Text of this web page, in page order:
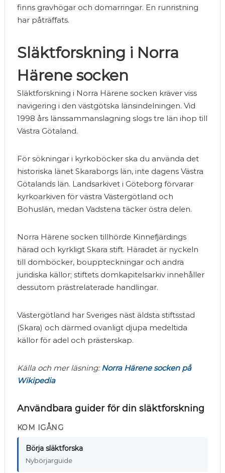
finns gravhögar och domarringar. En runristning
har påträffats.
Släktforskning i Norra
Härene socken
Släktforskning i Norra Härene socken kräver viss
navigering i den västgötska länsindelningen. Vid
1998 års länssammanslagning slogs tre län ihop till
Västra Götaland.
För sökningar i kyrkoböcker ska du använda det
historiska länet Skaraborgs län, inte dagens Västra
Götalands län. Landsarkivet i Göteborg förvarar
kyrkoarkiven för västra Västergötland och
Bohuslän, medan Vadstena täcker östra delen.
Norra Härene socken tillhörde Kinnefjärdings
härad och kyrkligt Skara stift. Häradet är nyckeln
till domböcker, bouppteckningar och andra
juridiska källor; stiftets domkapitelsarkiv innehåller
dessutom prästrelaterade handlingar.
Västergötland har Sveriges näst äldsta stiftsstad
(Skara) och därmed ovanligt djupa medeltida
källor för adel och prästerskap.
Källa och mer läsning:Norra Härene socken på
Wikipedia
Användbara guider för din släktforskning
KOM IGÅNG
Börja släktforska
Nybörjarguide